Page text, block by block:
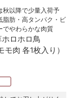
秋以降で少量入荷予
脂肪・高タンパク・ビ
でやわらかな肉質
ロホロ鳥
肉 各1枚入り）